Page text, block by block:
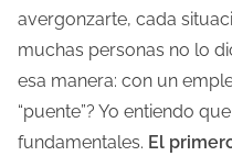
avergonzarte, cada
muchas personas no lo
esa manera: con un
“puente”? Yo entiendo
fundamentales. El